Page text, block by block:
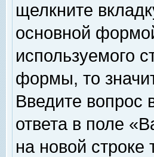
щелкните
основной
используемого
формы, то
Введите вопрос
ответа в поле
на новой строке